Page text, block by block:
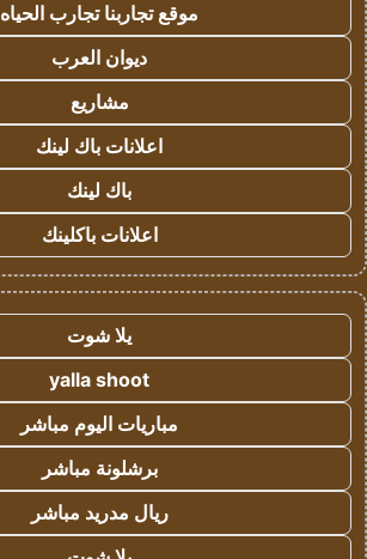
موقع تجاربنا تجارب الحياه
ديوان العرب
مشاريع
اعلانات باك لينك
باك لينك
اعلانات باكلينك
يلا شوت
yalla shoot
مباريات اليوم مباشر
برشلونة مباشر
ريال مدريد مباشر